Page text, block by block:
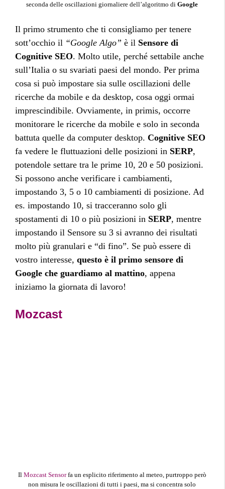
seconda delle oscillazioni giornaliere dell’algoritmo di Google
Il primo strumento che ti consigliamo per tenere
sott’occhio il “Google Algo” è il Sensore di
Cognitive SEO. Molto utile, perché settabile anche
sull’Italia o su svariati paesi del mondo. Per prima
cosa si può impostare sia sulle oscillazioni delle
ricerche da mobile e da desktop, cosa oggi ormai
imprescindibile. Ovviamente, in primis, occorre
monitorare le ricerche da mobile e solo in seconda
battuta quelle da computer desktop. Cognitive SEO
fa vedere le fluttuazioni delle posizioni in SERP,
potendole settare tra le prime 10, 20 e 50 posizioni.
Si possono anche verificare i cambiamenti,
impostando 3, 5 o 10 cambiamenti di posizione. Ad
es. impostando 10, si tracceranno solo gli
spostamenti di 10 o più posizioni in SERP, mentre
impostando il Sensore su 3 si avranno dei risultati
molto più granulari e “di fino”. Se può essere di
vostro interesse, questo è il primo sensore di
Google che guardiamo al mattino, appena
iniziamo la giornata di lavoro!
Mozcast
Il Mozcast Sensorfa un esplicito riferimento al meteo, purtroppo però
non misura le oscillazioni di tutti i paesi, ma si concentra solo